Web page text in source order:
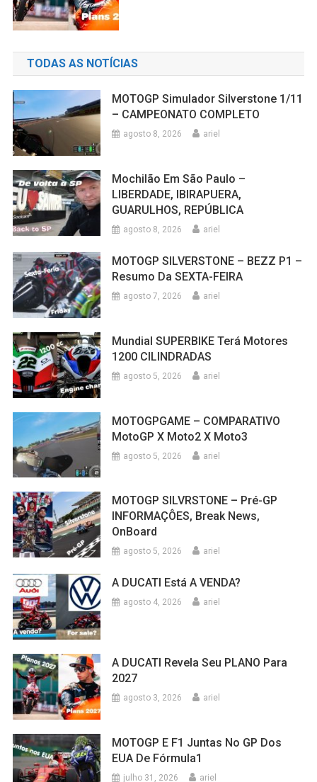
TODAS AS NOTÍCIAS
MOTOGP Simulador Silverstone 1/11
– CAMPEONATO COMPLETO
agosto 8, 2026 ariel
Mochilão Em São Paulo –
LIBERDADE, IBIRAPUERA,
GUARULHOS, REPÚBLICA
agosto 8, 2026 ariel
MOTOGP SILVERSTONE – BEZZ P1 –
Resumo Da SEXTA-FEIRA
agosto 7, 2026 ariel
Mundial SUPERBIKE Terá Motores
1200 CILINDRADAS
agosto 5, 2026 ariel
MOTOGPGAME – COMPARATIVO
MotoGP X Moto2 X Moto3
agosto 5, 2026 ariel
MOTOGP SILVRSTONE – Pré-GP
INFORMAÇÔES, Break News,
OnBoard
agosto 5, 2026 ariel
A DUCATI Está A VENDA?
agosto 4, 2026 ariel
A DUCATI Revela Seu PLANO Para
2027
agosto 3, 2026 ariel
MOTOGP E F1 Juntas No GP Dos
EUA De Fórmula1
julho 31, 2026 ariel